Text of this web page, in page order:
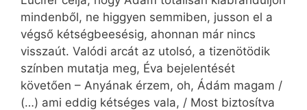
mindenből, ne higgyen semmiben, jusson el a
végső kétségbeesésig, ahonnan már nincs
visszaút. Valódi arcát az utolsó, a tizenötödik
színben mutatja meg, Éva bejelentését
követően – Anyának érzem, oh, Ádám magam /
(…) ami eddig kétséges vala, / Most biztosítva